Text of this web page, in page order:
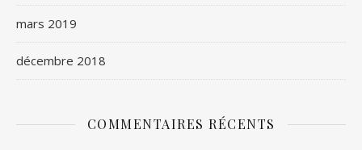
mars 2019
décembre 2018
COMMENTAIRES RÉCENTS